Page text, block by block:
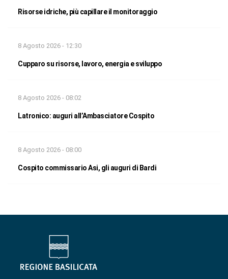
Risorse idriche, più capillare il monitoraggio
8 Agosto 2026 - 12:30
Cupparo su risorse, lavoro, energia e sviluppo
8 Agosto 2026 - 08:02
Latronico: auguri all’Ambasciatore Cospito
8 Agosto 2026 - 08:00
Cospito commissario Asi, gli auguri di Bardi